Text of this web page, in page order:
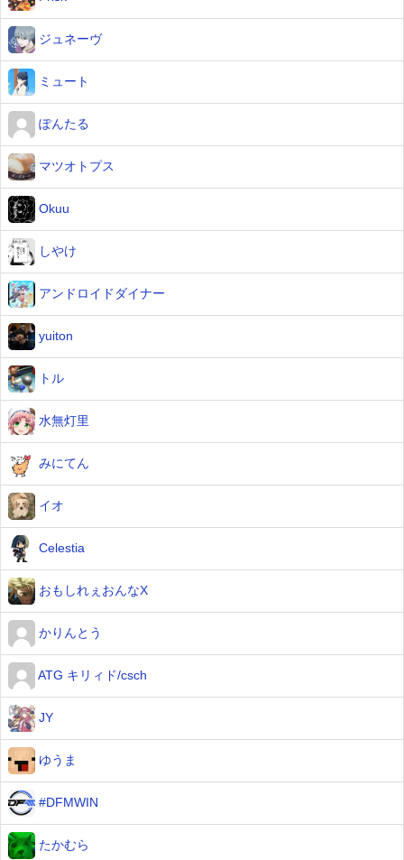
ジュネーヴ
ミュート
ぽんたる
マツオトプス
Okuu
しやけ
アンドロイドダイナー
yuiton
トル
水無灯里
みにてん
イオ
Celestia
おもしれぇおんなX
かりんとう
ATG キリィド/csch
JY
ゆうま
#DFMWIN
たかむら